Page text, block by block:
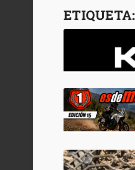
ETIQUETA: